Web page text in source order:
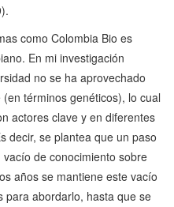
como Colombia Bio es
En mi investigación
no se ha aprovechado
términos genéticos), lo cual
actores clave y en diferentes
decir, se plantea que un paso
de conocimiento sobre
años se mantiene este vacío
para abordarlo, hasta que se